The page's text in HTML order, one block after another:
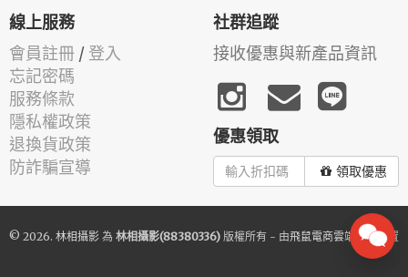
線上服務
會員註冊 / 登入
忘記密碼
服務條款
隱私權政策
退換貨政策
防詐騙宣導
社群追蹤
接收優惠與新產品資訊
優惠領取
領取優惠
© 2026. 林相攝影 為 林相攝影(88380336) 版權所有 - 由飛鼠電商雲端服務 建置